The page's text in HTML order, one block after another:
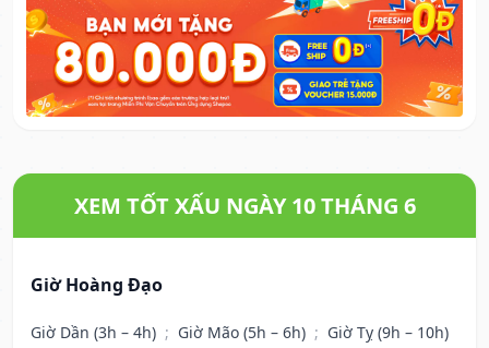
XEM TỐT XẤU NGÀY 10 THÁNG 6
Giờ Hoàng Đạo
Giờ Dần (3h – 4h) ; Giờ Mão (5h – 6h) ; Giờ Tỵ (9h – 10h)